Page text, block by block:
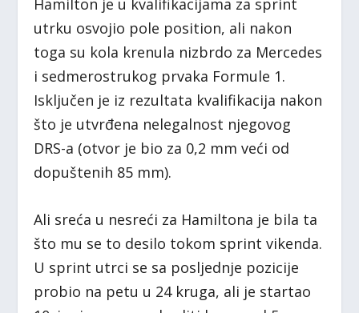
utrku osvojio pole position, ali nakon
toga su kola krenula nizbrdo za Mercedes
i sedmerostrukog prvaka Formule 1.
Isključen je iz rezultata kvalifikacija nakon
što je utvrđena nelegalnost njegovog
DRS-a (otvor je bio za 0,2 mm veći od
dopuštenih 85 mm).
Ali sreća u nesreći za Hamiltona je bila ta
što mu se to desilo tokom sprint vikenda.
U sprint utrci se sa posljednje pozicije
probio na petu u 24 kruga, ali je startao